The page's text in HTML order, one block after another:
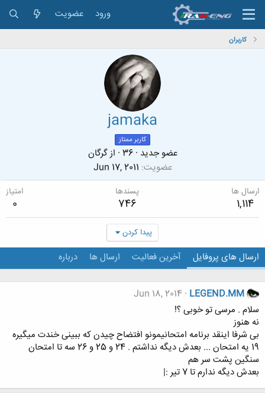
ورود عضویت
کاربران
jamaka
کاربر ممتاز
عضو جدید ·
36
· ازگرگان
عضویت Jun 17, 2011
ارسال ها
1,114
پسندها
746
امتیاز
0
پیدا کردن
ارسال های پروفایل آخرین فعالیت ارسال ها درباره
LEGEND.MM
Jun 18, 2014
سلام . مرسی تو خوبی ؟!
نه هنوز
بی شرفا اینقد برنامه امتحانیمونو افتضاح چیدن که ببینی خندت میگیره
19 یه امتحان ... بعدش دیگه نداشتم . 24 و 25 و 26 سه تا امتحان
سنگین پشت سر هم
بعدش دیگه ندارم تا 7 تیر :|